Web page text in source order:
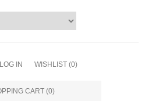
LOG IN WISHLIST (0)
CART (0)